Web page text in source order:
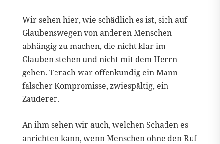
Wir sehen hier, wie schädlich es ist, sich auf
Glaubenswegen von anderen Menschen
abhängig zu machen, die nicht klar im
Glauben stehen und nicht mit dem Herrn
gehen. Terach war offenkundig ein Mann
falscher Kompromisse, zwiespältig, ein
Zauderer.
An ihm sehen wir auch, welchen Schaden es
anrichten kann, wenn Menschen ohne den Ruf